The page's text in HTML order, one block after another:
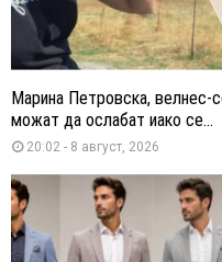
Марина Петровска, велнес-
можат да ослабат иако се...
20:02 - 8 август, 2026